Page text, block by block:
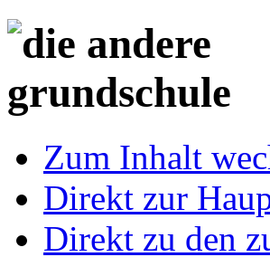
Zum Inhalt
Direkt zur
Direkt zu den